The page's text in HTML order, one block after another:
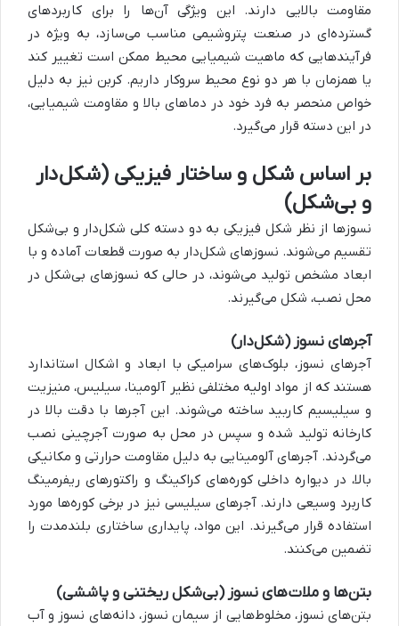
مقاومت بالایی دارند. این ویژگی آن‌ها را برای کاربردهای
گسترده‌ای در صنعت پتروشیمی مناسب می‌سازد، به ویژه در
فرآیندهایی که ماهیت شیمیایی محیط ممکن است تغییر کند
یا همزمان با هر دو نوع محیط سروکار داریم. کربن نیز به دلیل
خواص منحصر به فرد خود در دماهای بالا و مقاومت شیمیایی،
در این دسته قرار می‌گیرد.
بر اساس شکل و ساختار فیزیکی (شکل‌دار
و بی‌شکل)
نسوزها از نظر شکل فیزیکی به دو دسته کلی شکل‌دار و بی‌شکل
تقسیم می‌شوند. نسوزهای شکل‌دار به صورت قطعات آماده و با
ابعاد مشخص تولید می‌شوند، در حالی که نسوزهای بی‌شکل در
محل نصب، شکل می‌گیرند.
آجرهای نسوز (شکل‌دار)
آجرهای نسوز، بلوک‌های سرامیکی با ابعاد و اشکال استاندارد
هستند که از مواد اولیه مختلفی نظیر آلومینا، سیلیس، منیزیت
و سیلیسیم کاربید ساخته می‌شوند. این آجرها با دقت بالا در
کارخانه تولید شده و سپس در محل به صورت آجرچینی نصب
می‌گردند. آجرهای آلومینایی به دلیل مقاومت حرارتی و مکانیکی
بالا، در دیواره داخلی کوره‌های کراکینگ و راکتورهای ریفرمینگ
کاربرد وسیعی دارند. آجرهای سیلیسی نیز در برخی کوره‌ها مورد
استفاده قرار می‌گیرند. این مواد، پایداری ساختاری بلندمدت را
تضمین می‌کنند.
بتن‌ها و ملات‌های نسوز (بی‌شکل ریختنی و پاششی)
بتن‌های نسوز، مخلوط‌هایی از سیمان نسوز، دانه‌های نسوز و آب